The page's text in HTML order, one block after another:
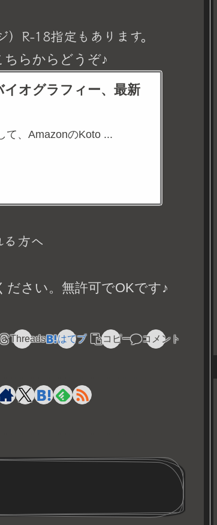
R-18指定もあります。
らからどうぞ♪
オグラフィー、最新
て、AmazonのKoto ...
方へ
さい。無許可でOKです♪
Threads はてブ コピー コメント